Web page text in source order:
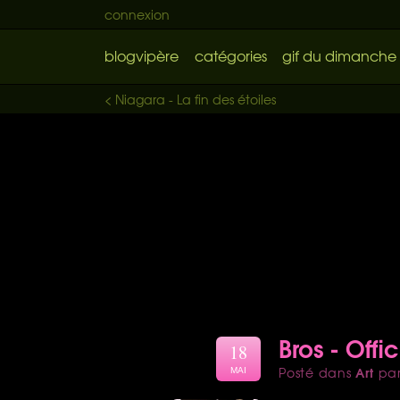
connexion
blogvipère catégories gif du dimanche
< Niagara - La fin des étoiles
Bros -
Posté dansArt par
18
MAI